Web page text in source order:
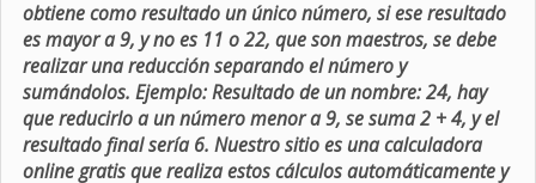
obtiene como resultado un único número, si ese resultado
es mayor a 9, y no es 11 o 22, que son maestros, se debe
realizar una reducción separando el número y
sumándolos. Ejemplo: Resultado de un nombre: 24, hay
que reducirlo a un número menor a 9, se suma 2 + 4, y el
resultado final sería 6. Nuestro sitio es una calculadora
online gratis que realiza estos cálculos automáticamente y